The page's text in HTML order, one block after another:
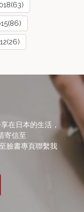
在日本的生活，
寄信至
臉書專頁聯繫我